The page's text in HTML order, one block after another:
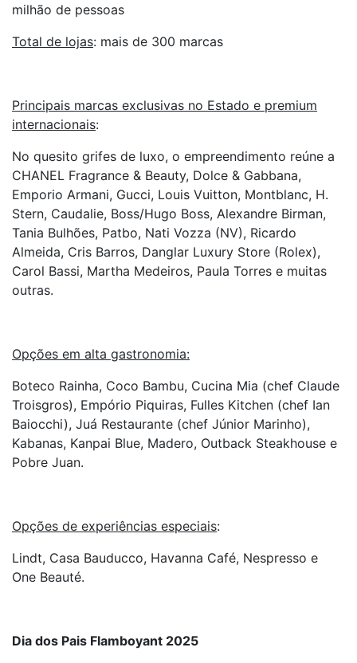
milhão de pessoas
Total de lojas: mais de 300 marcas
Principais marcas exclusivas no Estado e premium
internacionais:
No quesito grifes de luxo, o empreendimento reúne a
CHANEL Fragrance & Beauty, Dolce & Gabbana,
Emporio Armani, Gucci, Louis Vuitton, Montblanc, H.
Stern, Caudalie, Boss/Hugo Boss, Alexandre Birman,
Tania Bulhões, Patbo, Nati Vozza (NV), Ricardo
Almeida, Cris Barros, Danglar Luxury Store (Rolex),
Carol Bassi, Martha Medeiros, Paula Torres e muitas
outras.
Opções em alta gastronomia:
Boteco Rainha, Coco Bambu, Cucina Mia (chef Claude
Troisgros), Empório Piquiras, Fulles Kitchen (chef Ian
Baiocchi), Juá Restaurante (chef Júnior Marinho),
Kabanas, Kanpai Blue, Madero, Outback Steakhouse e
Pobre Juan.
Opções de experiências especiais:
Lindt, Casa Bauducco, Havanna Café, Nespresso e
One Beauté.
Dia dos Pais Flamboyant 2025